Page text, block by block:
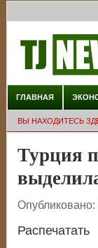
ГЛАВНАЯ
ВЫ НАХОДИТЕСЬ
Турция
Опубликовано:
Распечатать